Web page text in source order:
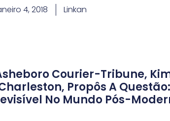
4, 2018 Linkan
Courier-Tribune,
Propôs A Questão:
No Mundo Pós-